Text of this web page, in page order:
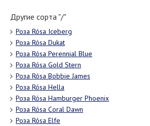
Другие сорта "/"
Роза Rósa Iceberg
Роза Rósa Dukat
Роза Rósa Perennial Blue
Роза Rósa Gold Stern
Роза Rósa Bobbie James
Роза Rósa Hella
Роза Rósa Hamburger Phoenix
Роза Rósa Coral Dawn
Роза Rósa Elfe